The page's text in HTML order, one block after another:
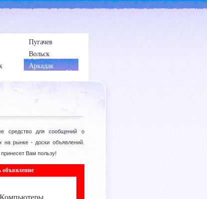
Пугачев
Вольск
Аркадак
средство для сообщений о
на рынке - доски объявлений.
Вам пользу!
объявление
Компьютеры